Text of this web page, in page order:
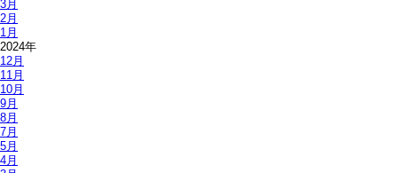
3月
2月
1月
2024年
12月
11月
10月
9月
8月
7月
5月
4月